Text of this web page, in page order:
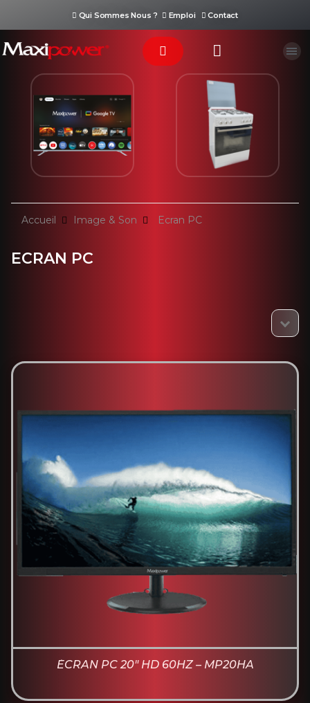
Qui Sommes Nous ? Emploi Contact
Accueil Image & Son Ecran PC
ECRAN PC
ÉCRAN PC 20" HD 60HZ – MP20HA